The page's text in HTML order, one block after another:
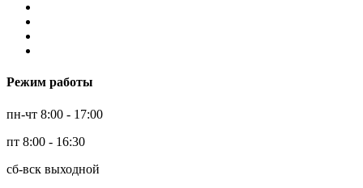
Режим работы
пн-чт 8:00 - 17:00
пт 8:00 - 16:30
сб-вск выходной